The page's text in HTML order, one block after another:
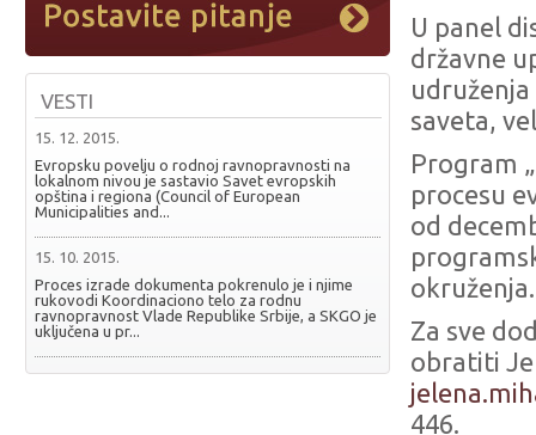
VESTI
15. 12. 2015.
Evropsku povelju o rodnoj ravnopravnosti na
lokalnom nivou je sastavio Savet evropskih
opština i regiona (Council of European
Municipalities and...
15. 10. 2015.
Proces izrade dokumenta pokrenulo je i njime
rukovodi Koordinaciono telo za rodnu
ravnopravnost Vlade Republike Srbije, a SKGO je
uključena u pr...
U panel
državne
saveta,
Program
procesu
od
okruženja.
Za sve
obratiti
446.